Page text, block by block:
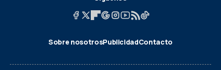
Sobre nosotrosPublicidadContacto